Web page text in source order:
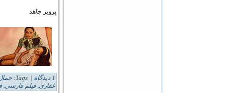
پرویز جاهد
1 دیدگاه | Tags:
غفاری,فیلم فارسی,